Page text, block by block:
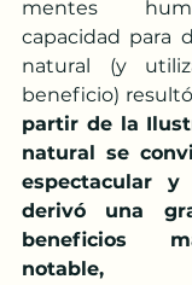
mentes
capacidad para
natural (y
beneficio)
partir de la
natural se
espectacular
derivó una
beneficios
notable,